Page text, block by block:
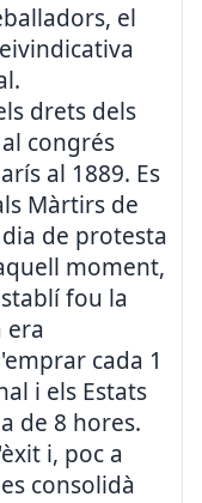
el
drets dels
congrés
al 1889. Es
Màrtirs de
de protesta
moment,
fou la
era
cada 1
i els Estats
de 8 hores.
i, poc a
consolidà